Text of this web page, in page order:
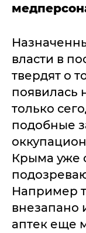
власти в
твердят о
появилась
только
подобные
Крыма уже
Например
внезапано
аптек еще